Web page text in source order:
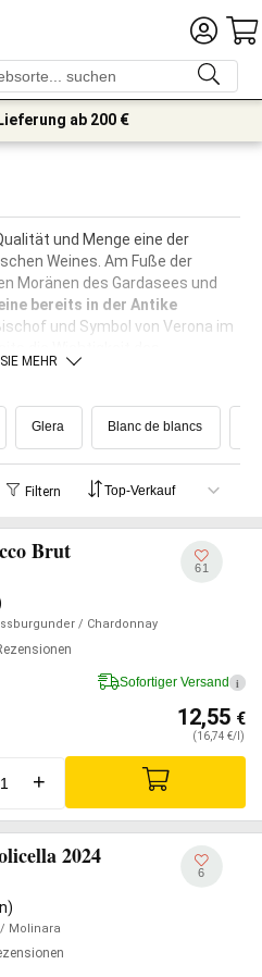
ab 200 €
und Menge eine der
Weines. Am Fuße der
Moränen des Gardasees und
bereits in der Antike
und Symbol von Verona im
betonte. Auch von der
mit der Errichtung
vieler
und der
Rückgewinnung
noch die
Zentren mit weltweiten
MEHR
Glera Blanc de blancs
Filtern
Brut
/ Chardonnay
61
Sofortiger Versand i
12,55 €
(16,74 €/l)
+
2024
/ Molinara
6